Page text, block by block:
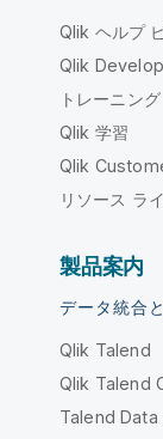
Qlik ヘルプ
Qlik
トレーニング
Qlik 学習
Qlik
リソース ラ
製品案内
データ統合
Qlik Talend
Qlik Talend
Talend Data